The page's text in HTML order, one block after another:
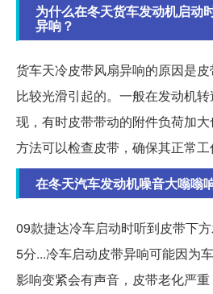
为什么在冬天货车发动机启动
异响？
货车天冷皮带风扇异响的原因是
比较光滑引起的。一般在发动机
现，有时皮带带动的附件负荷加
方法可以检查皮带，确保其正常工
在冬天汽车发动机噪音大嗡嗡
09款捷达冷车启动时听到皮带下
5分...冷车启动皮带异响可能因为
影响变紧会有声音，皮带老化严